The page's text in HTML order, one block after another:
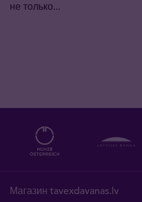
не только...
Магазин tavexdavanas.lv